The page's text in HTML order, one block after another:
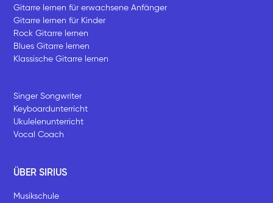
Gitarre lernen für erwachsene Anfänger
Gitarre lernen für Kinder
Rock Gitarre lernen
Blues Gitarre lernen
Klassische Gitarre lernen
Singer Songwriter
Keyboardunterricht
Ukulelenunterricht
Vocal Coach
ÜBER SIRIUS
Musikschule